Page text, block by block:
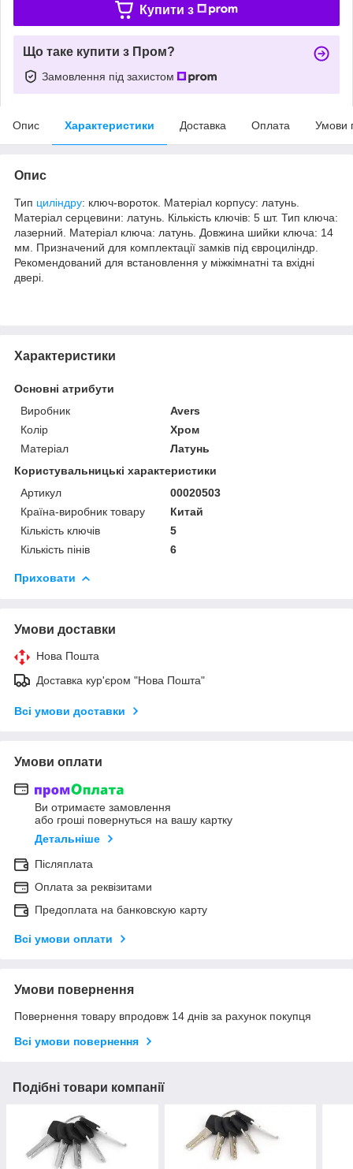
Купити з
Що таке купити з Пром?
Замовлення під захистом
Опис Характеристики Доставка Оплата Умови
Опис
Тип циліндру: ключ-вороток. Матеріал корпусу: латунь.
Матеріал серцевини: латунь. Кількість ключів: 5 шт. Тип ключа:
лазерний. Матеріал ключа: латунь. Довжина шийки ключа: 14
мм. Призначений для комплектації замків під євроциліндр.
Рекомендований для встановлення у міжкімнатні та вхідні
двері.
Характеристики
Основні атрибути
Виробник
Avers
Колір
Хром
Матеріал
Латунь
Користувальницькі характеристики
Артикул
00020503
Країна-виробник товару
Китай
Кількість ключів
5
Кількість пінів
6
Приховати
Умови доставки
Нова Пошта
Доставка кур'єром "Нова Пошта"
Всі умови доставки
Умови оплати
Ви отримаєте замовлення
або гроші повернуться на вашу картку
Детальніше
Післяплата
Оплата за реквізитами
Предоплата на банковскую карту
Всі умови оплати
Умови повернення
Повернення товару впродовж 14 днів за рахунок покупця
Всі умови повернення
Подібні товари компанії